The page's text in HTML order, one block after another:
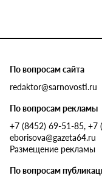
По вопросам сайта
redaktor@sarnovosti.ru
По вопросам рекламы
+7 (8452) 69-51-85, +7
eborisova@gazeta64.ru
Размещение рекламы
По вопросам